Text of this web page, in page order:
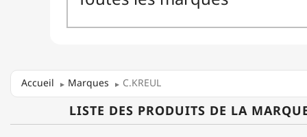
Accueil Marques C.KREUL
LISTE DES PRODUITS DE LA